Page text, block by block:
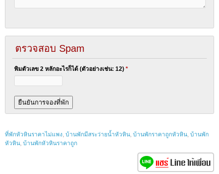
ตรวจสอบ Spam
พิมตัวเลข 2 หลักอะไรก็ได้ (ตัวอย่างเช่น: 12) *
ที่พักหัวหินราคาไม่แพง, บ้านพักมีสระว่ายน้ำหัวหิน, บ้านพักราคาถูกหัวหิน, บ้านพัก
หัวหิน, บ้านพักหัวหินราคาถูก